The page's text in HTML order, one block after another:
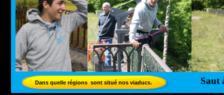
Saut
Dans quelle régions sont situé nos viaducs.